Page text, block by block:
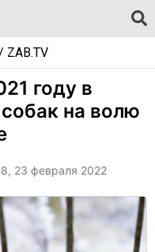
ZAB.TV
году в
на волю
23 февраля 2022